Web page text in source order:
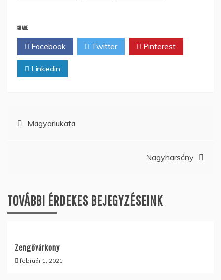
SHARE
Facebook Twitter Pinterest
Linkedin
Bejegyzés
Magyarlukafa
Nagyharsány
TOVÁBBI ÉRDEKES BEJEGYZÉSEINK
Zengővárkony
február 1, 2021